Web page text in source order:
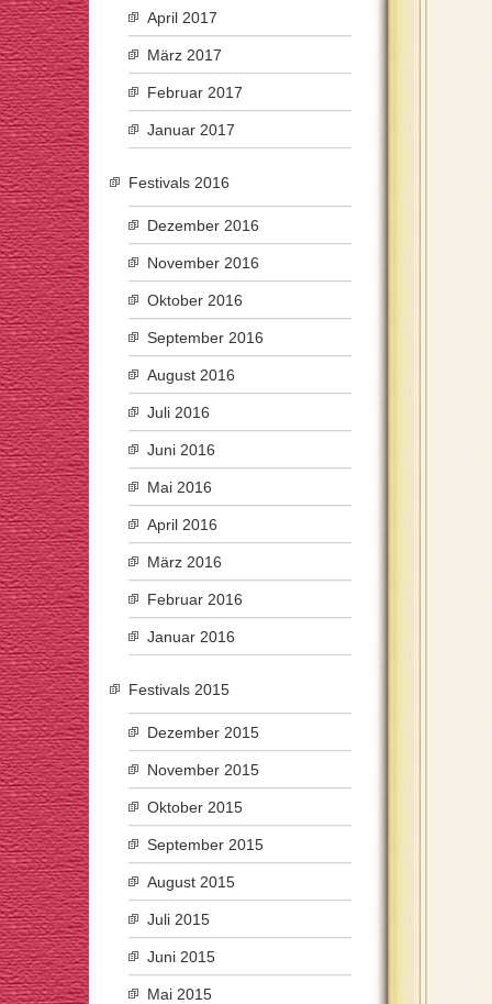
April 2017
März 2017
Februar 2017
Januar 2017
Festivals 2016
Dezember 2016
November 2016
Oktober 2016
September 2016
August 2016
Juli 2016
Juni 2016
Mai 2016
April 2016
März 2016
Februar 2016
Januar 2016
Festivals 2015
Dezember 2015
November 2015
Oktober 2015
September 2015
August 2015
Juli 2015
Juni 2015
Mai 2015